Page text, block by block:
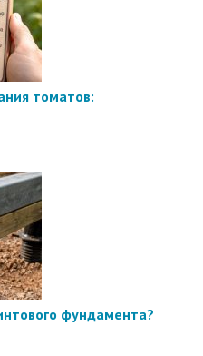
томатов:
фундамента?